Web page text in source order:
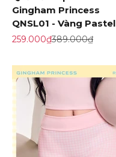
Gingham Princess
QNSL01 - Vàng Pastel
Giá khuyến mãi
259.000₫Giá gốc
389.000₫